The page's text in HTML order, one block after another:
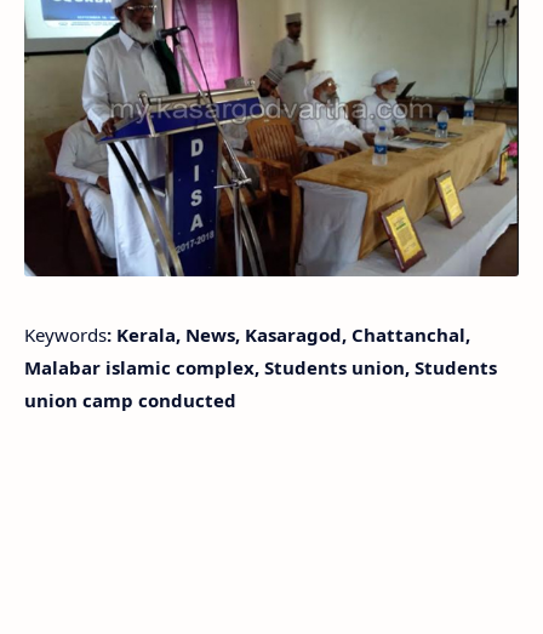
Keywords: Kerala, News, Kasaragod, Chattanchal,
Malabar islamic complex, Students union, Students
union camp conducted